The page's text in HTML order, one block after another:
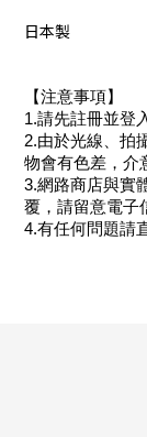
日本製
【注意事項】
1.請先註冊並登
2.由於光線、拍
物會有色差，介
3.網路商店與實
覆，請留意電子
4.有任何問題請